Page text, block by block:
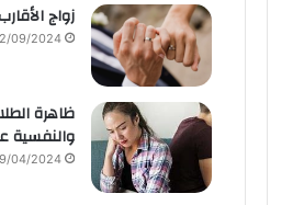
زواج
09/2024
ظاهرة
والنفسية
04/2024